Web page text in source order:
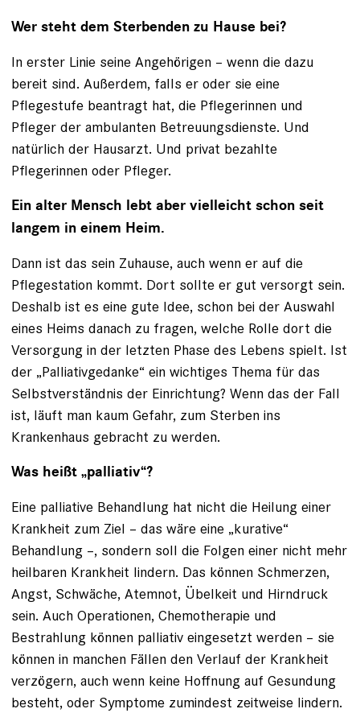
Wer steht dem Sterbenden zu Hause bei?
In erster Linie seine Angehörigen – wenn die dazu
bereit sind. Außerdem, falls er oder sie eine
Pflegestufe beantragt hat, die Pflegerinnen und
Pfleger der ambulanten Betreuungsdienste. Und
natürlich der Hausarzt. Und privat bezahlte
Pflegerinnen oder Pfleger.
Ein alter Mensch lebt aber vielleicht schon seit
langem in einem Heim.
Dann ist das sein Zuhause, auch wenn er auf die
Pflegestation kommt. Dort sollte er gut versorgt sein.
Deshalb ist es eine gute Idee, schon bei der Auswahl
eines Heims danach zu fragen, welche Rolle dort die
Versorgung in der letzten Phase des Lebens spielt. Ist
der „Palliativgedanke“ ein wichtiges Thema für das
Selbstverständnis der Einrichtung? Wenn das der Fall
ist, läuft man kaum Gefahr, zum Sterben ins
Krankenhaus gebracht zu werden.
Was heißt „palliativ“?
Eine palliative Behandlung hat nicht die Heilung einer
Krankheit zum Ziel – das wäre eine „kurative“
Behandlung –, sondern soll die Folgen einer nicht mehr
heilbaren Krankheit lindern. Das können Schmerzen,
Angst, Schwäche, Atemnot, Übelkeit und Hirndruck
sein. Auch Operationen, Chemotherapie und
Bestrahlung können palliativ eingesetzt werden – sie
können in manchen Fällen den Verlauf der Krankheit
verzögern, auch wenn keine Hoffnung auf Gesundung
besteht, oder Symptome zumindest zeitweise lindern.